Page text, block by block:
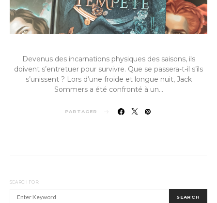
Devenus des incarnations physiques des saisons, ils
doivent s’entretuer pour survivre. Que se passera-t-il s’ils
s’unissent ? Lors d’une froide et longue nuit, Jack
Sommers a été confronté à un…
PARTAGER
SEARCH FOR:
SEARCH